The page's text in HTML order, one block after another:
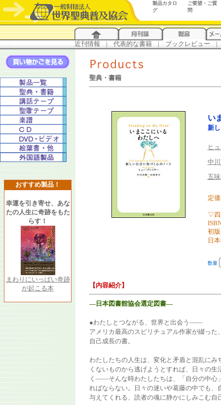
製品カタロ
グ
ご要望・ご質
問
近刊情報 | 代表的な書籍 | ブックレビュー |
おすすめ製品！
幸運を引き寄せ、あな
たの人生に奇跡をもた
らす！
まわりにいっぱい奇跡
が起こる本
聖典・書籍
い
新
ヒ
中
五
定
▽四
初
日
数量
【内容紹介】
―日本図書館協会選定図書―
●わたしとつながる、世界と出会う――
アメリカ最高のスピリチュアル作家が綴っ
自己成長の書。
わたしたちの人生は、変化と矛盾と混乱に
くないものから逃げようとすれば、日々の
く――そんな時わたしたちは、「自分の中心
ればならない。日々の迷いや葛藤の中でも
与えてくれる、読者の魂に静かにしみこむ自